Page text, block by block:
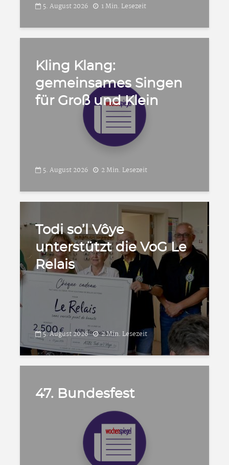
5. August 2026 1 Min. Lesezeit
Kling Klang:
gemeinsames Singen
für Groß und Klein
5. August 2026 2 Min. Lesezeit
Todi so’l Vôye
unterstützt die VoG Le
Relais
5. August 2026 2 Min. Lesezeit
47. Bundesfest